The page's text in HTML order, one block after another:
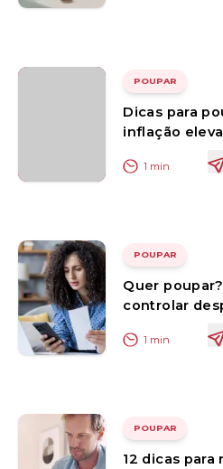
POUPAR
Dicas para
inflação
1 min
POUPAR
Quer
controlar
1 min
POUPAR
12 dicas